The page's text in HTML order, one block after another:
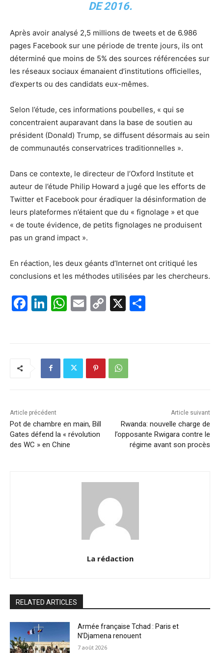
DE 2016.
Après avoir analysé 2,5 millions de tweets et de 6.986
pages Facebook sur une période de trente jours, ils ont
déterminé que moins de 5% des sources référencées sur
les réseaux sociaux émanaient d’institutions officielles,
d’experts ou des candidats eux-mêmes.
Selon l’étude, ces informations poubelles, « qui se
concentraient auparavant dans la base de soutien au
président (Donald) Trump, se diffusent désormais au sein
de communautés conservatrices traditionnelles ».
Dans ce contexte, le directeur de l’Oxford Institute et
auteur de l’étude Philip Howard a jugé que les efforts de
Twitter et Facebook pour éradiquer la désinformation de
leurs plateformes n’étaient que du « fignolage » et que
« de toute évidence, de petits fignolages ne produisent
pas un grand impact ».
En réaction, les deux géants d’Internet ont critiqué les
conclusions et les méthodes utilisées par les chercheurs.
F
k
Li
dI
n
W
A
p
E
C
Li
n
X
Article précédent
Pot de chambre en main, Bill
Gates défend la « révolution
des WC » en Chine
Article suivant
Rwanda: nouvelle charge de
l’opposante Rwigara contre le
régime avant son procès
La rédaction
RELATED ARTICLES
Armée française Tchad : Paris et
N’Djamena renouent
7 août 2026